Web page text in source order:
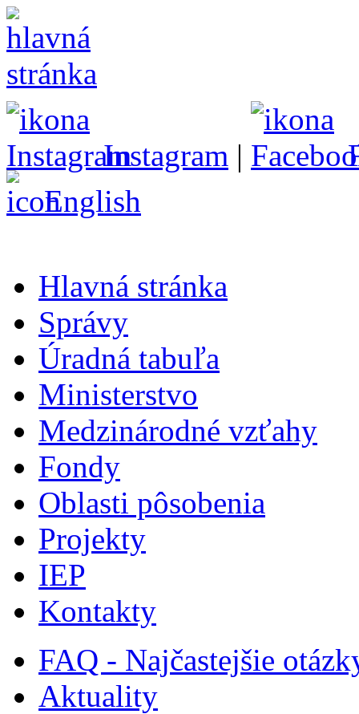
Instagram |
English
Hlavná stránka
Správy
Úradná tabuľa
Ministerstvo
Medzinárodné vzťahy
Fondy
Oblasti pôsobenia
Projekty
IEP
Kontakty
FAQ - Najčastejšie
Aktuality